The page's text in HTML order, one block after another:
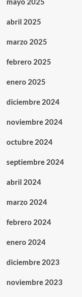
abril 2025
marzo 2025
febrero 2025
enero 2025
diciembre 2024
noviembre 2024
octubre 2024
septiembre 2024
abril 2024
marzo 2024
febrero 2024
enero 2024
diciembre 2023
noviembre 2023